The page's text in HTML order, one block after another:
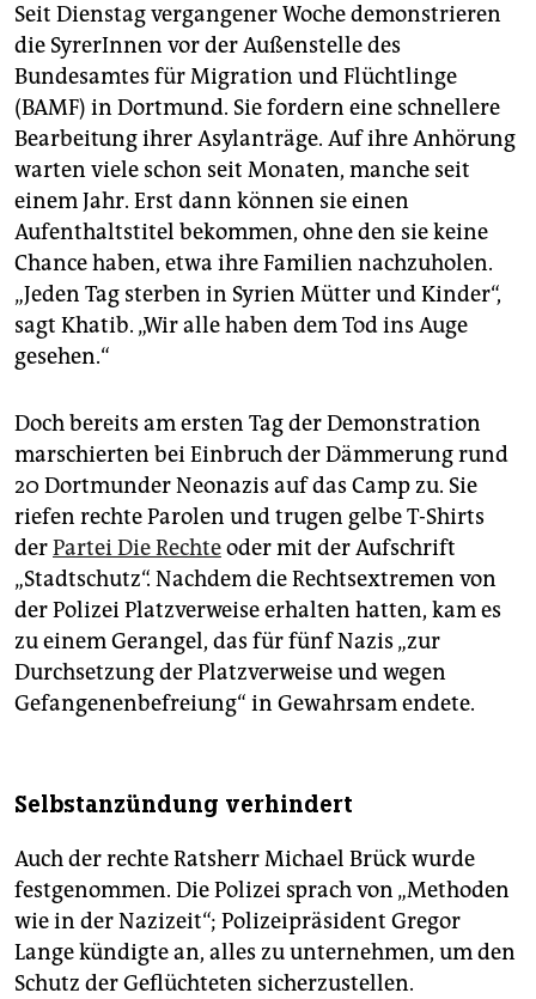
Seit Dienstag vergangener Woche demonstrieren
die SyrerInnen vor der Außenstelle des
Bundesamtes für Migration und Flüchtlinge
(BAMF) in Dortmund. Sie fordern eine schnellere
Bearbeitung ihrer Asylanträge. Auf ihre Anhörung
warten viele schon seit Monaten, manche seit
einem Jahr. Erst dann können sie einen
Aufenthaltstitel bekommen, ohne den sie keine
Chance haben, etwa ihre Familien nachzuholen.
„Jeden Tag sterben in Syrien Mütter und Kinder“,
sagt Khatib. „Wir alle haben dem Tod ins Auge
gesehen.“
Doch bereits am ersten Tag der Demonstration
marschierten bei Einbruch der Dämmerung rund
20 Dortmunder Neonazis auf das Camp zu. Sie
riefen rechte Parolen und trugen gelbe T-Shirts
derPartei Die Rechteoder mit der Aufschrift
„Stadtschutz“. Nachdem die Rechtsextremen von
der Polizei Platzverweise erhalten hatten, kam es
zu einem Gerangel, das für fünf Nazis „zur
Durchsetzung der Platzverweise und wegen
Gefangenenbefreiung“ in Gewahrsam endete.
Selbstanzündung verhindert
Auch der rechte Ratsherr Michael Brück wurde
festgenommen. Die Polizei sprach von „Methoden
wie in der Nazizeit“; Polizeipräsident Gregor
Lange kündigte an, alles zu unternehmen, um den
Schutz der Geflüchteten sicherzustellen.